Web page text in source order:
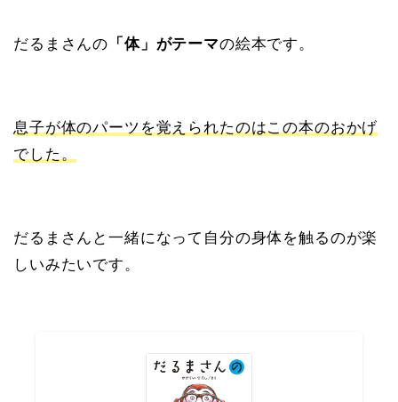
だるまさんの 「体」がテーマの絵本です。
息子が体のパーツを覚えられたのはこの本のおかげ
でした。
だるまさんと一緒になって自分の身体を触るのが楽
しいみたいです。